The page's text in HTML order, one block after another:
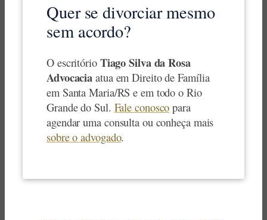
Quer se divorciar mesmo
sem acordo?
O escritório Tiago Silva da Rosa
Advocacia atua em Direito de Família
em Santa Maria/RS e em todo o Rio
Grande do Sul. Fale conosco para
agendar uma consulta ou conheça mais
sobre o advogado.